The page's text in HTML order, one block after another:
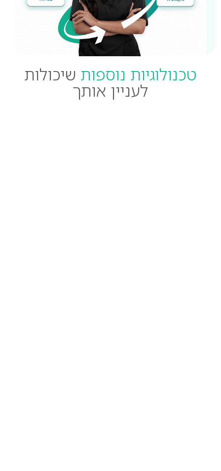
טכנולוגיות נוספות שיכולות
לעניין אותך